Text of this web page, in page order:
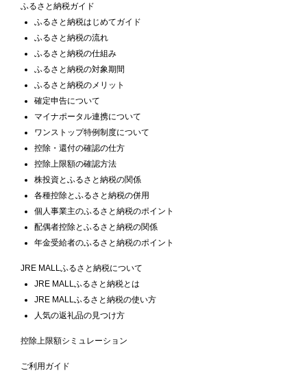
ふるさと納税ガイド
ふるさと納税はじめてガイド
ふるさと納税の流れ
ふるさと納税の仕組み
ふるさと納税の対象期間
ふるさと納税のメリット
確定申告について
マイナポータル連携について
ワンストップ特例制度について
控除・還付の確認の仕方
控除上限額の確認方法
株投資とふるさと納税の関係
各種控除とふるさと納税の併用
個人事業主のふるさと納税のポイント
配偶者控除とふるさと納税の関係
年金受給者のふるさと納税のポイント
JRE MALLふるさと納税について
JRE MALLふるさと納税とは
JRE MALLふるさと納税の使い方
人気の返礼品の見つけ方
控除上限額シミュレーション
ご利用ガイド